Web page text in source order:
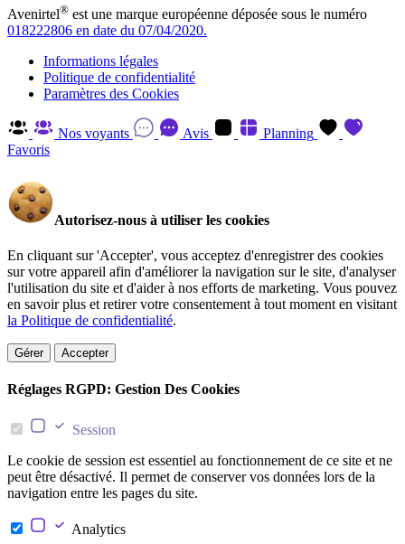
Avenirtel® est une marque européenne déposée sous le numéro
018222806 en date du 07/04/2020.
Informations légales
Politique de confidentialité
Paramètres des Cookies
Nos voyants Avis
Planning
Favoris
Autorisez-nous à utiliser les cookies
En cliquant sur 'Accepter', vous acceptez d'enregistrer des cookies
sur votre appareil afin d'améliorer la navigation sur le site, d'analyser
l'utilisation du site et d'aider à nos efforts de marketing. Vous pouvez
en savoir plus et retirer votre consentement à tout moment en visitant
la Politique de confidentialité.
Gérer Accepter
Réglages RGPD: Gestion Des Cookies
Session
Le cookie de session est essentiel au fonctionnement de ce site et ne
peut être désactivé. Il permet de conserver vos données lors de la
navigation entre les pages du site.
Analytics